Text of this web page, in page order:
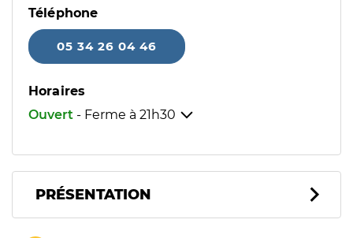
Téléphone
05 34 26 04 46
Horaires
Ouvert - Ferme à 21h30
PRÉSENTATION